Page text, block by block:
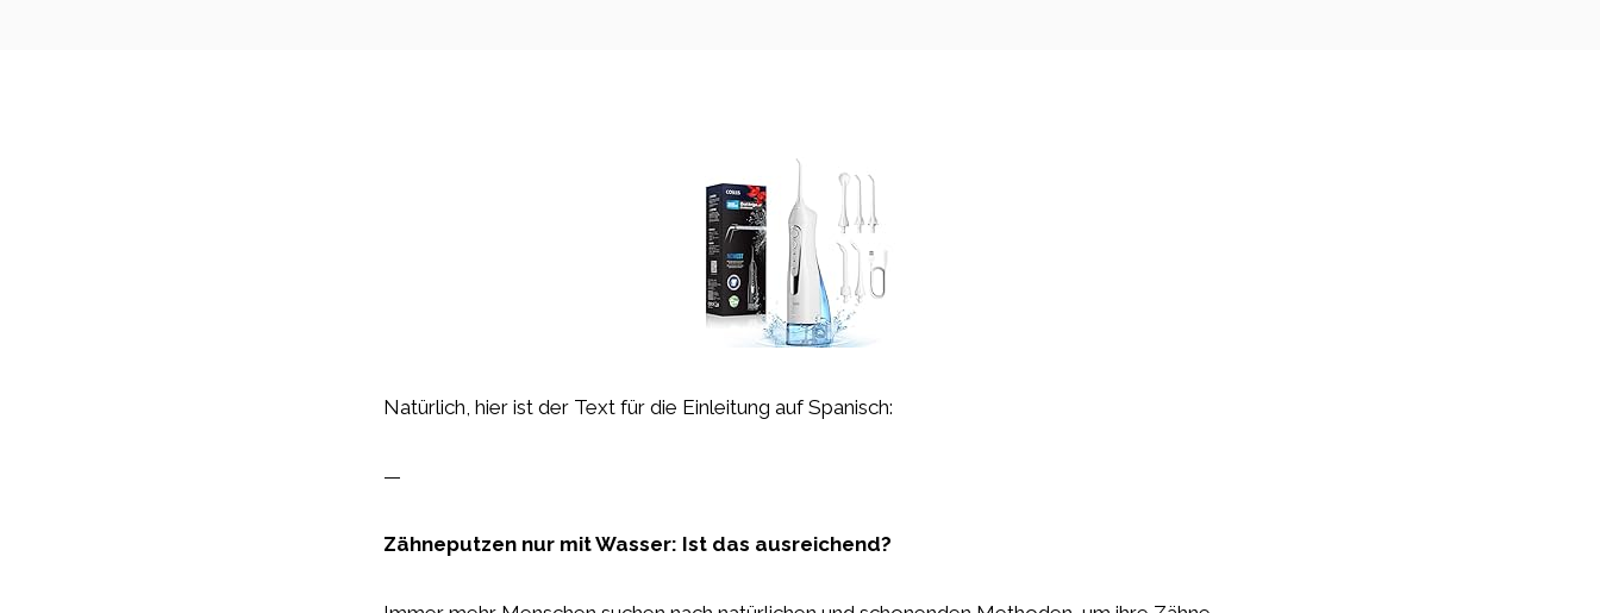
Natürlich, hier ist der Text für die Einleitung auf Spanisch:
—
Zähneputzen nur mit Wasser: Ist das ausreichend?